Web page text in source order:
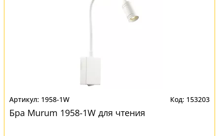
1958-1W 153203
Бра Murum 1958-1W для чтения